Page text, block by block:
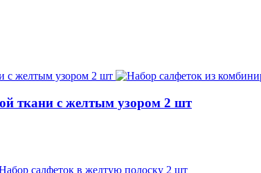
ткани с желтым узором 2 шт